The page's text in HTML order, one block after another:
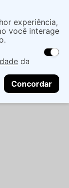
variam de
CEP
CONTINUAR
9FREE 9ML
experiência,
você interage
da
Concordar